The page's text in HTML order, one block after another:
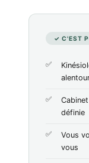
✓ C'EST
définie
Vous
vous